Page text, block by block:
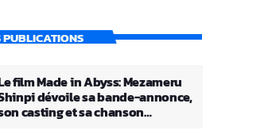
PUBLICATIONS
film Made in Abyss: Mezameru
dévoile sa bande-annonce,
casting et sa chanson